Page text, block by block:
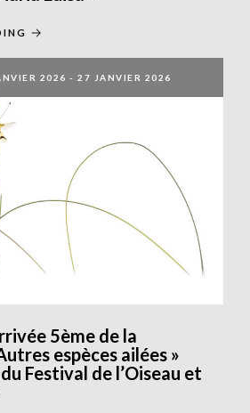
2026 -27 JANVIER 2026
5ème de la
espèces ailées »
Festival de l’Oiseau et